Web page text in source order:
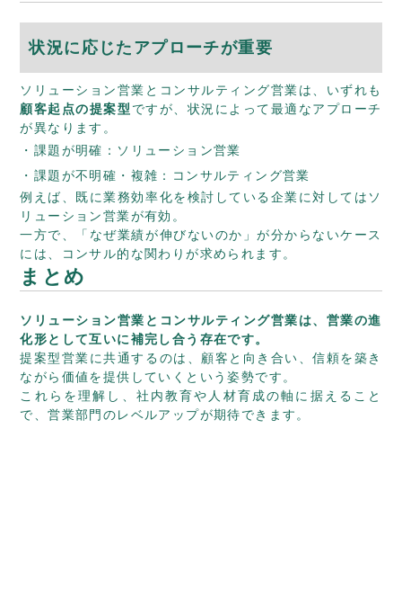
状況に応じたアプローチが重要
ソリューション営業とコンサルティング営業は、いずれも
顧客起点の提案型 ですが、状況によって最適なアプローチ
が異なります。
課題が明確：ソリューション営業
課題が不明確・複雑：コンサルティング営業
例えば、既に業務効率化を検討している企業に対してはソ
リューション営業が有効。
一方で、「なぜ業績が伸びないのか」が分からないケース
には、コンサル的な関わりが求められます。
まとめ
ソリューション営業とコンサルティング営業は、営業の進
化形として互いに補完し合う存在です。
提案型営業に共通するのは、顧客と向き合い、信頼を築き
ながら価値を提供していくという姿勢です。
これらを理解し、社内教育や人材育成の軸に据えること
で、営業部門のレベルアップが期待できます。